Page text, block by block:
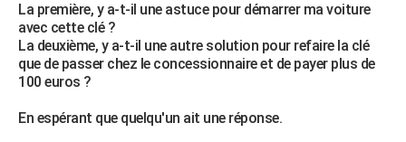
GUIDES D'ACHAT
BONS PLANS
La première, y a-t-il une astuce pour démarrer ma voiture
avec cette clé ?
La deuxième, y a-t-il une autre solution pour refaire la clé
que de passer chez le concessionnaire et de payer plus de
100 euros ?
En espérant que quelqu'un ait une réponse.